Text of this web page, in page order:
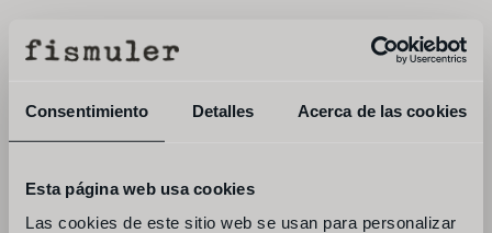
Consentimiento Detalles Acerca de las cookies
Esta página web usa cookies
Las cookies de este sitio web se usan para personalizar
menu book
about the latest news and updates from
familia la ancha